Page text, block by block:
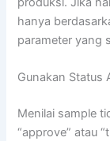
hanya
parameter yang
Gunakan Status
Menilai sample
“approve” atau